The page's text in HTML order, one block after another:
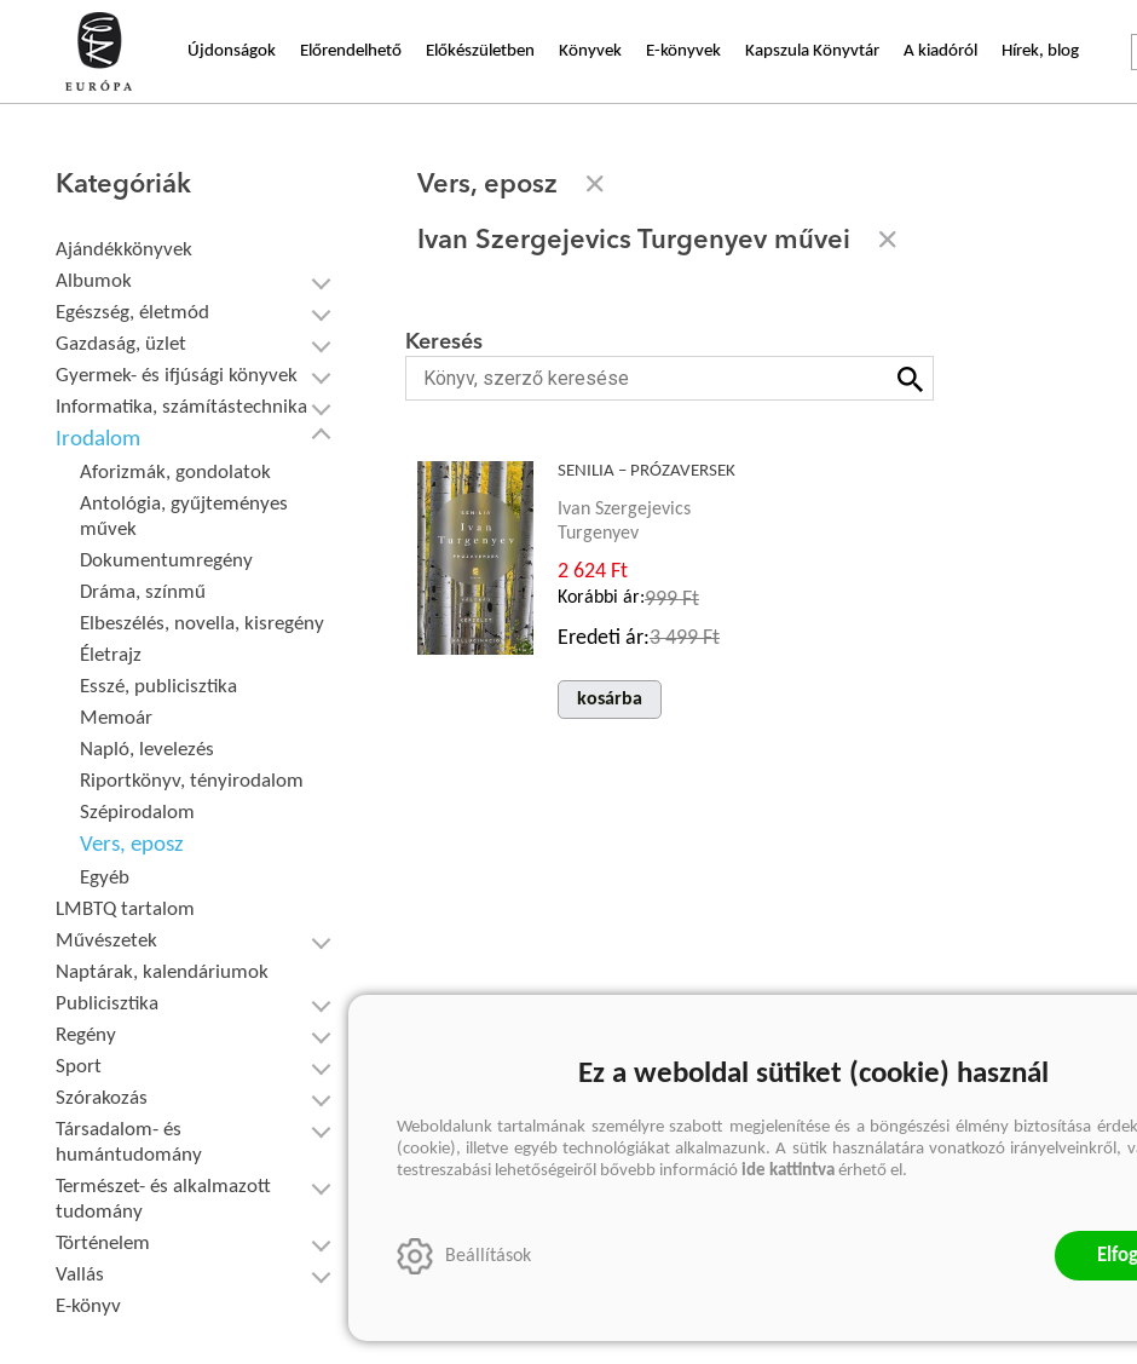
Újdonságok Előrendelhető Előkészületben Könyvek E-könyvek Kapszula Könyvtár A kiadóról Hírek, blog
Kategóriák
Ajándékkönyvek
Albumok
Egészség, életmód
Gazdaság, üzlet
Gyermek- és ifjúsági könyvek
Informatika, számítástechnika
Irodalom
Aforizmák, gondolatok
Antológia, gyűjteményes
művek
Dokumentumregény
Dráma, színmű
Elbeszélés, novella, kisregény
Életrajz
Esszé, publicisztika
Memoár
Napló, levelezés
Riportkönyv, tényirodalom
Szépirodalom
Vers, eposz
Egyéb
LMBTQ tartalom
Művészetek
Naptárak, kalendáriumok
Publicisztika
Regény
Sport
Szórakozás
Társadalom- és
humántudomány
Természet- és alkalmazott
tudomány
Történelem
Vallás
E-könyv
Vers, eposz
Ivan Szergejevics Turgenyev művei
Keresés
SENILIA – PRÓZAVERSEK
Ivan Szergejevics
Turgenyev
2 624 Ft
Korábbi ár:999 Ft
Eredeti ár:3 499 Ft
kosárba
Ez a weboldal sütiket (cookie) használ
Weboldalunk tartalmának személyre szabott megjelenítése és a böngészési élmény biztosítása
(cookie), illetve egyéb technológiákat alkalmazunk. A sütik használatára vonatkozó irányelveinkről,
testreszabási lehetőségeiről bővebb információ ide kattintva érhető el.
Beállítások